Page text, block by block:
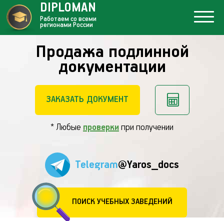
Продажа подлинной
документации
ЗАКАЗАТЬ ДОКУМЕНТ
* Любые проверки при получении
Telegram@Yaros_docs
ПОИСК УЧЕБНЫХ ЗАВЕДЕНИЙ
DIPLOMAN
Работаем со всеми
регионами России